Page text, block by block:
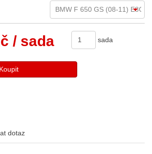
/ sada sada
Koupit
dotaz